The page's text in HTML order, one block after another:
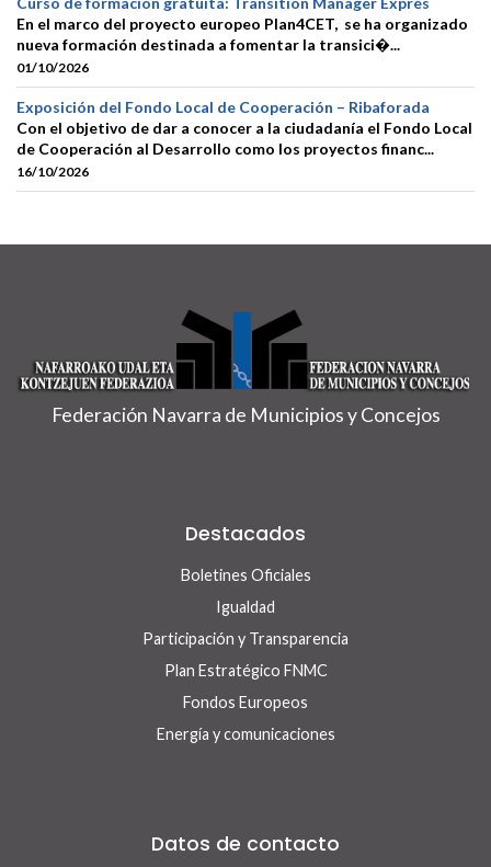
En el marco del proyecto europeo Plan4CET, se ha organizado
nueva formación destinada a fomentar la transici�...
01/10/2026
Exposición del Fondo Local de Cooperación – Ribaforada
Con el objetivo de dar a conocer a la ciudadanía el Fondo Local
de Cooperación al Desarrollo como los proyectos financ...
16/10/2026
Federación Navarra de Municipios y Concejos
Destacados
Boletines Oficiales
Igualdad
Participación y Transparencia
Plan Estratégico FNMC
Fondos Europeos
Energía y comunicaciones
Datos de contacto